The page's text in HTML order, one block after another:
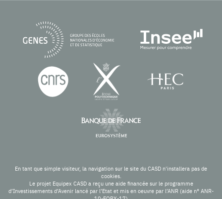
En tant que simple visiteur, la navigation sur le site du CASD n'installera pas de
cookies.
Le projet Equipex CASD a reçu une aide financée sur le programme
d’Investissements d’Avenir lancé par l’Etat et mis en oeuvre par l’ANR (aide n° ANR-